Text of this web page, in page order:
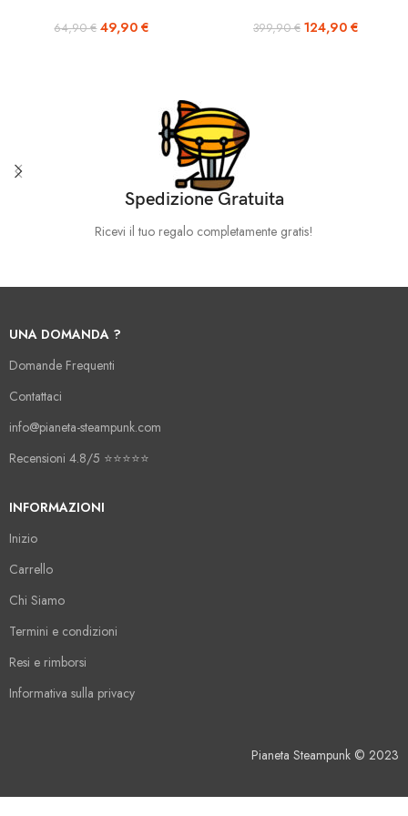
64,90€ 49,90€ 399,90€ 124,90 €
Spedizione Gratuita
Ricevi il tuo regalo completamente gratis!
UNA DOMANDA ?
Domande Frequenti
Contattaci
info@pianeta-steampunk.com
Recensioni 4.8/5 ⭐️⭐️⭐️⭐️⭐️
INFORMAZIONI
Inizio
Carrello
Chi Siamo
Termini e condizioni
Resi e rimborsi
Informativa sulla privacy
Pianeta Steampunk © 2023